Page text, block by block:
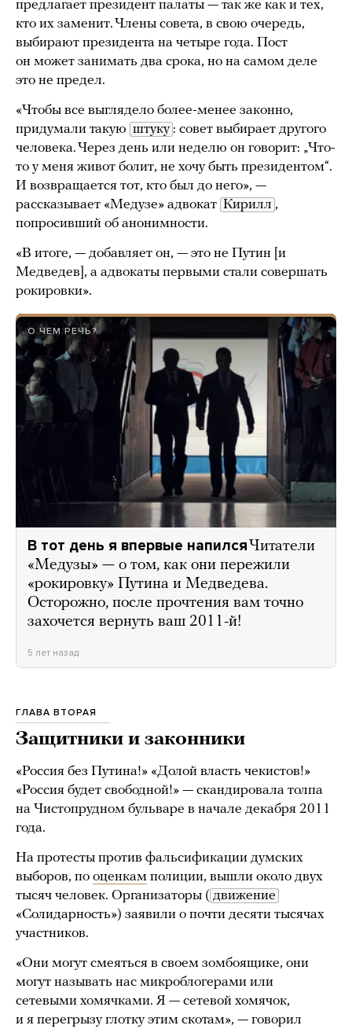
предлагает президент палаты — так же как и тех,
кто их заменит. Члены совета, в свою очередь,
выбирают президента на четыре года. Пост
он может занимать два срока, но на самом деле
это не предел.
«Чтобы все выглядело более-менее законно,
придумали такую штуку : совет выбирает другого
человека. Через день или неделю он говорит: „Что-
то у меня живот болит, не хочу быть президентом“.
И возвращается тот, кто был до него», —
рассказывает «Медузе» адвокат Кирилл ,
попросивший об анонимности.
«В итоге, — добавляет он, — это не Путин [и
Медведев], а адвокаты первыми стали совершать
рокировки».
О ЧЕМ РЕЧЬ?
В тот день я впервые напился Читатели
«Медузы» — о том, как они пережили
«рокировку» Путина и Медведева.
Осторожно, после прочтения вам точно
захочется вернуть ваш 2011-й!
5 лет назад
ГЛАВА ВТОРАЯ
Защитники и законники
«Россия без Путина!» «Долой власть чекистов!»
«Россия будет свободной!» — скандировала толпа
на Чистопрудном бульваре в начале декабря 2011
года.
На протесты против фальсификации думских
выборов, по оценкам полиции, вышли около двух
тысяч человек. Организаторы ( движение
«Солидарность») заявили о почти десяти тысячах
участников.
«Они могут смеяться в своем зомбоящике, они
могут называть нас микроблогерами или
сетевыми хомячками. Я — сетевой хомячок,
и я перегрызу глотку этим скотам», — говорил